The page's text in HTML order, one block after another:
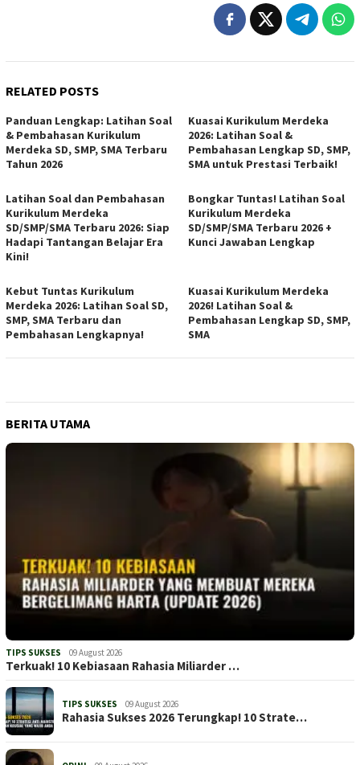
RELATED POSTS
Panduan Lengkap: Latihan Soal
& Pembahasan Kurikulum
Merdeka SD, SMP, SMA Terbaru
Tahun 2026
Kuasai Kurikulum Merdeka
2026: Latihan Soal &
Pembahasan Lengkap SD, SMP,
SMA untuk Prestasi Terbaik!
Latihan Soal dan Pembahasan
Kurikulum Merdeka
SD/SMP/SMA Terbaru 2026: Siap
Hadapi Tantangan Belajar Era
Kini!
Bongkar Tuntas! Latihan Soal
Kurikulum Merdeka
SD/SMP/SMA Terbaru 2026 +
Kunci Jawaban Lengkap
Kebut Tuntas Kurikulum
Merdeka 2026: Latihan Soal SD,
SMP, SMA Terbaru dan
Pembahasan Lengkapnya!
Kuasai Kurikulum Merdeka
2026! Latihan Soal &
Pembahasan Lengkap SD, SMP,
SMA
BERITA UTAMA
TIPS SUKSES 09 August 2026
Terkuak! 10 Kebiasaan Rahasia Miliarder …
TIPS SUKSES 09 August 2026
Rahasia Sukses 2026 Terungkap! 10 Strate…